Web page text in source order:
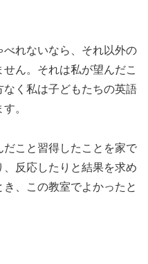
れないなら、それ以外の
ん。それは私が望んだこ
く私は子どもたちの英語
。
こと習得したことを家で
反応したりと結果を求め
、この教室でよかったと